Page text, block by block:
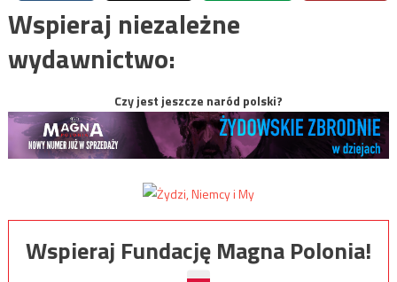
Wspieraj niezależne
wydawnictwo:
Czy jest jeszcze naród polski?
Wspieraj Fundację Magna Polonia!